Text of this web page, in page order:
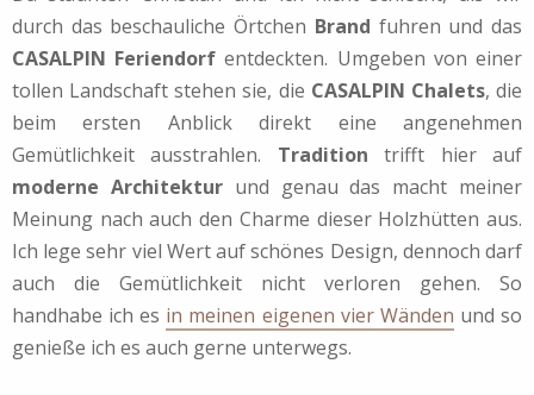
durch das beschauliche Örtchen Brand fuhren und das
CASALPIN Feriendorf entdeckten. Umgeben von einer
tollen Landschaft stehen sie, die CASALPIN Chalets, die
beim ersten Anblick direkt eine angenehmen
Gemütlichkeit ausstrahlen. Tradition trifft hier auf
moderne Architekturund genau das macht meiner
Meinung nach auch den Charme dieser Holzhütten aus.
Ich lege sehr viel Wert auf schönes Design, dennoch darf
auch die Gemütlichkeit nicht verloren gehen. So
handhabe ich es in meinen eigenen vier Wänden und so
genieße ich es auch gerne unterwegs.